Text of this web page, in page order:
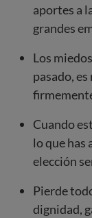
aportes a
grandes
Los
pasado,
Cuando
lo que has
elección
Pierde
dignidad,